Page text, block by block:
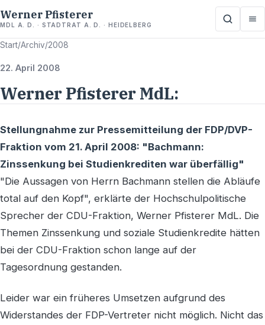
Werner Pfisterer
MDL A. D. · STADTRAT A. D. · HEIDELBERG
Start/Archiv/2008
22. April 2008
Werner Pfisterer MdL:
Stellungnahme zur Pressemitteilung der FDP/DVP-
Fraktion vom 21. April 2008: "Bachmann:
Zinssenkung bei Studienkrediten war überfällig"
"Die Aussagen von Herrn Bachmann stellen die Abläufe
total auf den Kopf", erklärte der Hochschulpolitische
Sprecher der CDU-Fraktion, Werner Pfisterer MdL. Die
Themen Zinssenkung und soziale Studienkredite hätten
bei der CDU-Fraktion schon lange auf der
Tagesordnung gestanden.
Leider war ein früheres Umsetzen aufgrund des
Widerstandes der FDP-Vertreter nicht möglich. Nicht das